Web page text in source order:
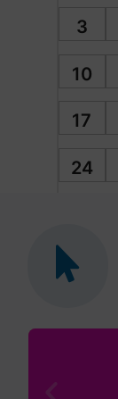
3
10
17
24